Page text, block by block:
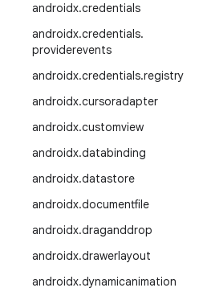
androidx.credentials
androidx.credentials.
providerevents
androidx.credentials.registry
androidx.cursoradapter
androidx.customview
androidx.databinding
androidx.datastore
androidx.documentfile
androidx.draganddrop
androidx.drawerlayout
androidx.dynamicanimation